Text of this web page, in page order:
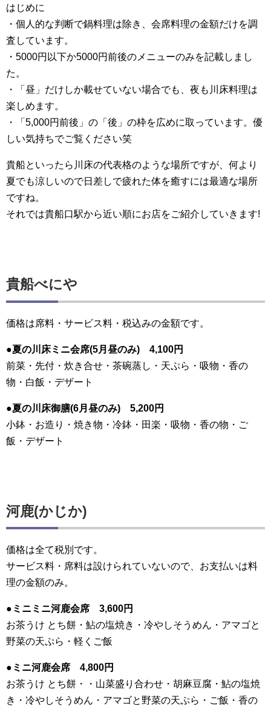
はじめに
・個人的な判断で鍋料理は除き、会席料理の金額だけを調
査しています。
・5000円以下か5000円前後のメニューのみを記載しまし
た。
・「昼」だけしか載せていない場合でも、夜も川床料理は
楽しめます。
・「5,000円前後」の「後」の枠を広めに取っています。優
しい気持ちでご覧ください笑
貴船といったら川床の代表格のような場所ですが、何より
夏でも涼しいので日差しで疲れた体を癒すには最適な場所
ですね。
それでは貴船口駅から近い順にお店をご紹介していきます!
貴船べにや
価格は席料・サービス料・税込みの金額です。
●夏の川床ミニ会席(5月昼のみ) 4,100円
前菜・先付・炊き合せ・茶碗蒸し・天ぷら・吸物・香の
物・白飯・デザート
●夏の川床御膳(6月昼のみ) 5,200円
小鉢・お造り・焼き物・冷鉢・田楽・吸物・香の物・ご
飯・デザート
河鹿(かじか)
価格は全て税別 です。
サービス料・席料は設けられていないので、 お支払いは料
理の金額のみ。
●ミニミニ河鹿会席 3,600円
お茶うけ とち餅・鮎の塩焼き・冷やしそうめん・アマゴと
野菜の天ぷら・軽くご飯
●ミニ河鹿会席 4,800円
お茶うけ とち餅・・山菜盛り合わせ・胡麻豆腐・鮎の塩焼
き・冷やしそうめん・アマゴと野菜の天ぷら・ご飯・香の